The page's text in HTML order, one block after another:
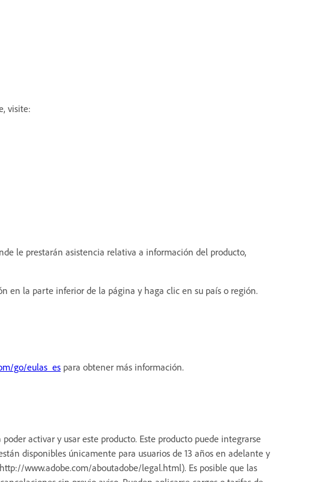
visite:
le prestarán asistencia relativa a información del producto,
en la parte inferior de la página y haga clic en su país o región.
go/eulas_es para obtener más información.
activar y usar este producto. Este producto puede integrarse
disponibles únicamente para usuarios de 13 años en adelante y
http://www.adobe.com/aboutadobe/legal.html). Es posible que las